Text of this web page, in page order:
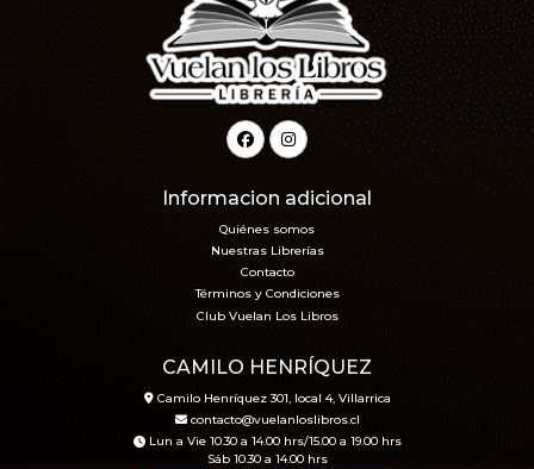
Informacion adicional
Quiénes somos
Nuestras Librerías
Contacto
Términos y Condiciones
Club Vuelan Los Libros
CAMILO HENRÍQUEZ
Camilo Henríquez 301, local 4, Villarrica
contacto@vuelanloslibros.cl
Lun a Vie 10.30 a 14.00 hrs/15.00 a 19.00 hrs
Sáb 10.30 a 14.00 hrs